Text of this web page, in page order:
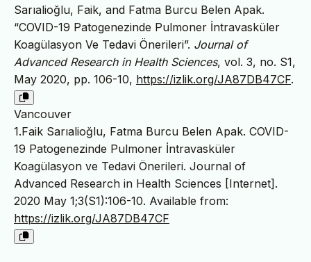
Sarıalioğlu, Faik, and Fatma Burcu Belen Apak.
“COVID-19 Patogenezinde Pulmoner İntravasküler
Koagülasyon Ve Tedavi Önerileri”. Journal of
Advanced Research in Health Sciences, vol. 3, no. S1,
May 2020, pp. 106-10, https://izlik.org/JA87DB47CF.
Vancouver
1.Faik Sarıalioğlu, Fatma Burcu Belen Apak. COVID-
19 Patogenezinde Pulmoner İntravasküler
Koagülasyon ve Tedavi Önerileri. Journal of
Advanced Research in Health Sciences [Internet].
2020 May 1;3(S1):106-10. Available from:
https://izlik.org/JA87DB47CF